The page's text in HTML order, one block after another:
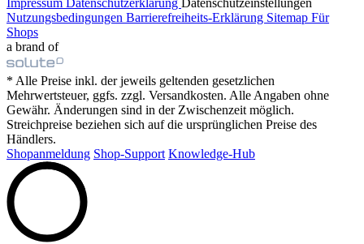
Impressum Datenschutzerklärung Datenschutzeinstellungen
Nutzungsbedingungen Barrierefreiheits-Erklärung Sitemap Für
Shops
a brand of
* Alle Preise inkl. der jeweils geltenden gesetzlichen
Mehrwertsteuer, ggfs. zzgl. Versandkosten. Alle Angaben ohne
Gewähr. Änderungen sind in der Zwischenzeit möglich.
Streichpreise beziehen sich auf die ursprünglichen Preise des
Händlers.
Shopanmeldung Shop-Support Knowledge-Hub